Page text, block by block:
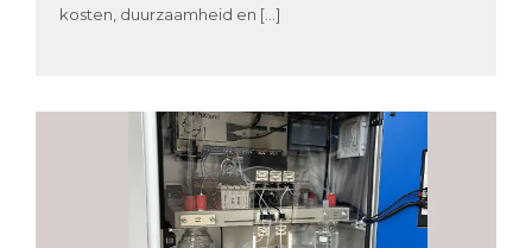
kosten, duurzaamheid en […]